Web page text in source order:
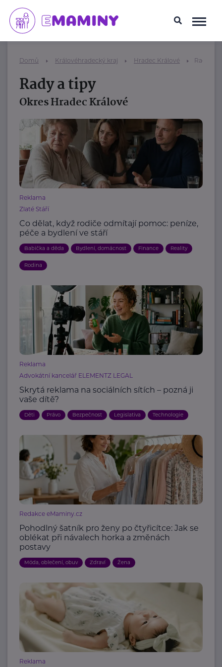
Domů Královéhradecký kraj Hradec Králové Rady a
Rady a tipy
Okres Hradec Králové
Reklama
Zlaté Stáří
Co dělat, když rodiče odmítají pomoc: peníze,
péče a bydlení ve stáří
Babička a děda Bydlení, domácnost Finance Reality
Rodina
Reklama
Advokátní kancelář ELEMENTZ LEGAL
Skrytá reklama na sociálních sítích – pozná ji
vaše dítě?
Děti Právo Bezpečnost Legislativa Technologie
Redakce eMaminy.cz
Pohodlný šatník pro ženy po čtyřicítce: Jak se
oblékat při návalech horka a změnách
postavy
Móda, oblečení, obuv Zdraví Žena
Reklama